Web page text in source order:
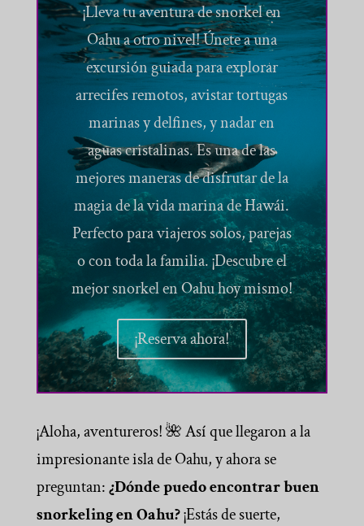
¡Lleva tu aventura de snorkel en
Oahu a otro nivel! Únete a una
excursión guiada para explorar
arrecifes remotos, avistar tortugas
marinas y delfines, y nadar en
aguas cristalinas. Es una de las
mejores maneras de disfrutar de la
magia de la vida marina de Hawái.
Perfecto para viajeros solos, parejas
o con toda la familia. ¡Descubre el
mejor snorkel en Oahu hoy mismo!
¡Reserva ahora!
¡Aloha, aventureros! 🌺 Así que llegaron a la
impresionante isla de Oahu, y ahora se
preguntan:¿Dónde puedo encontrar buen
snorkeling en Oahu?¡Estás de suerte,